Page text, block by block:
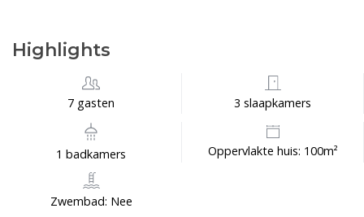
Highlights
7 gasten 3 slaapkamers
1 badkamers Oppervlakte huis: 100m²
Zwembad: Nee